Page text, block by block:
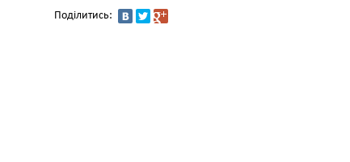
Поділитись: